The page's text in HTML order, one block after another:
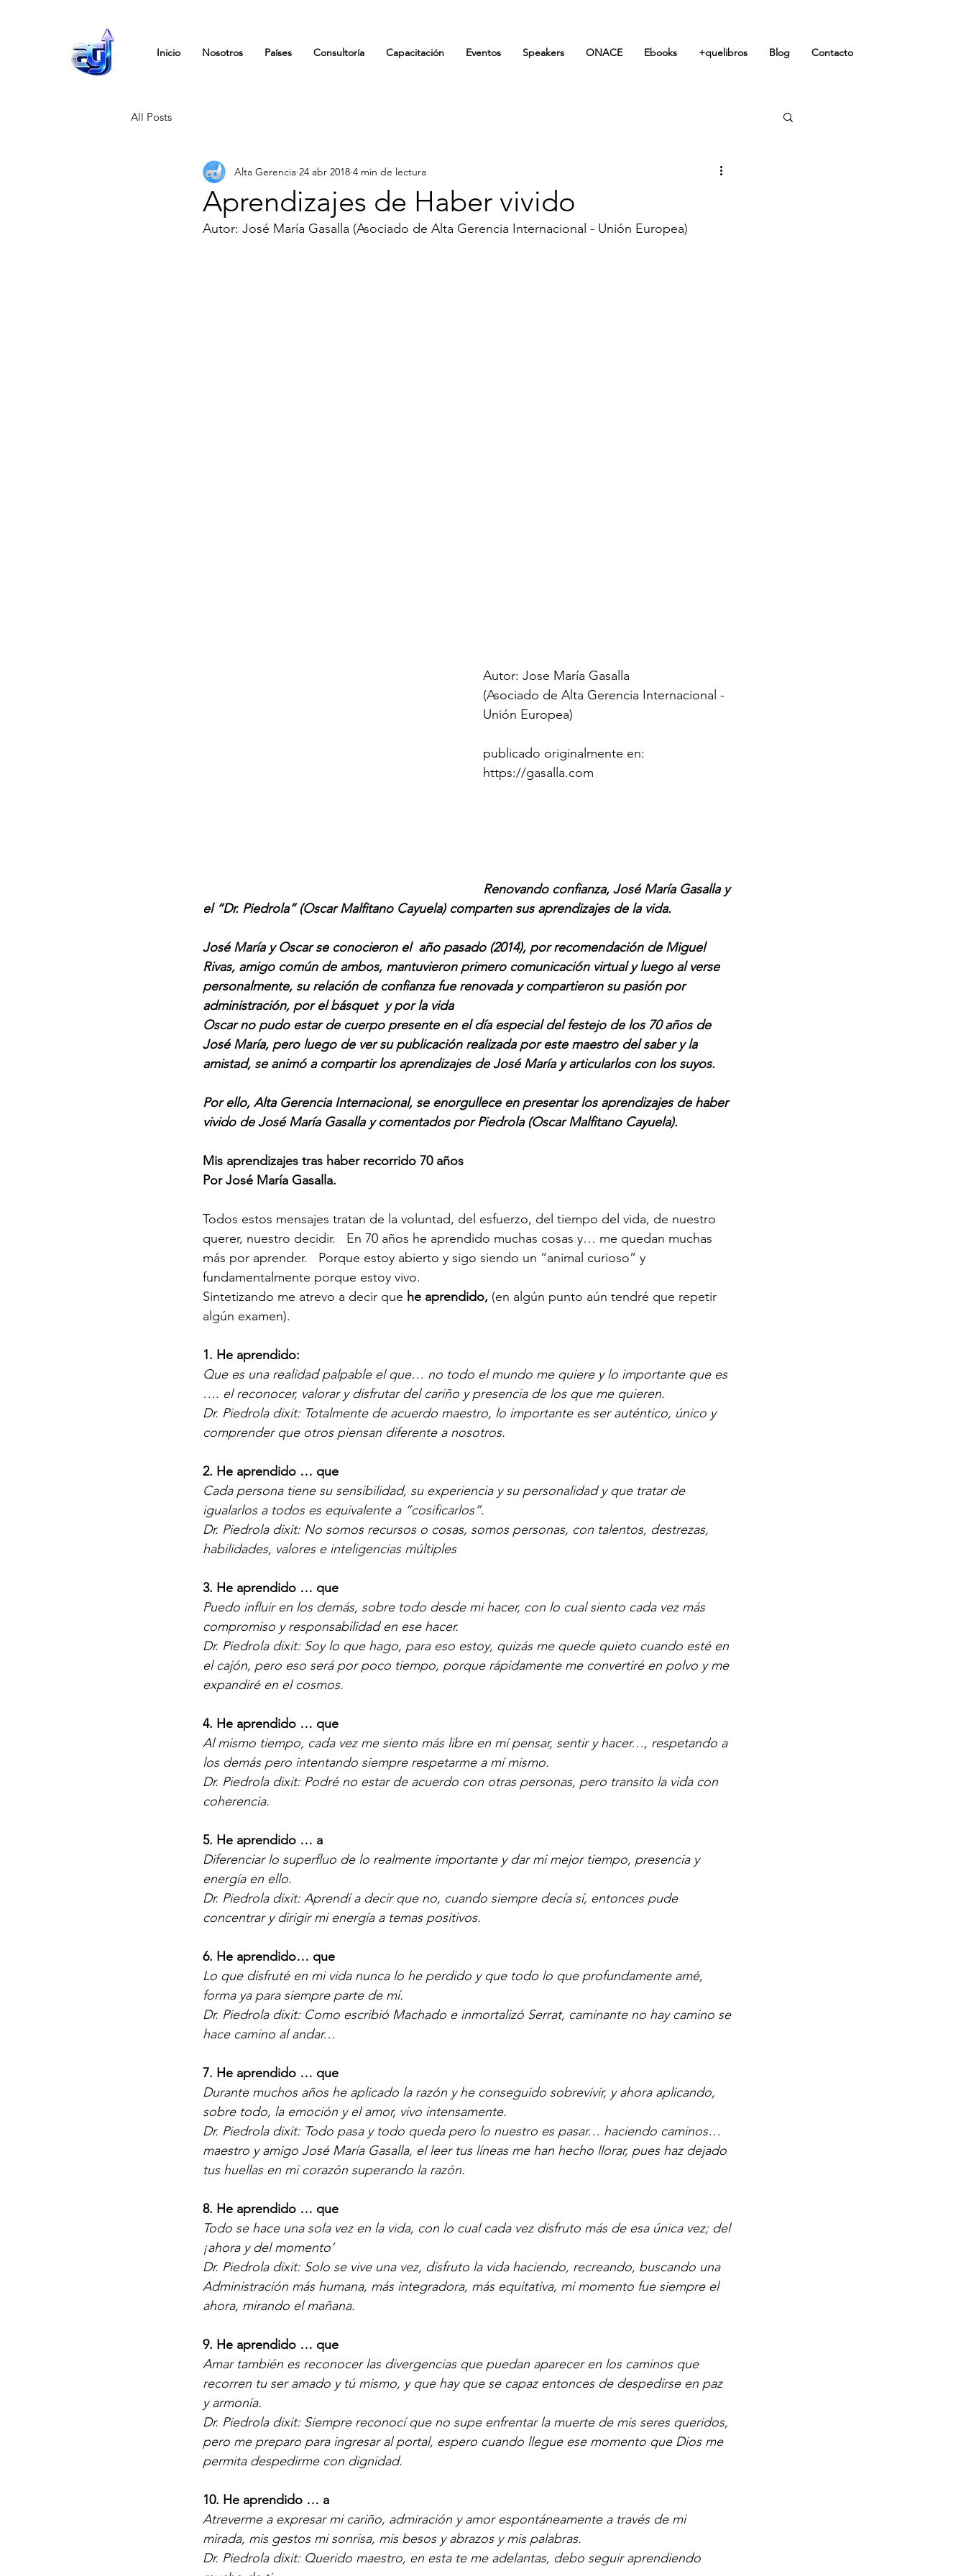
Inicio Nosotros Países Consultoría Capacitación Eventos Speakers ONACE Ebooks +quelibros Blog Contacto
All Posts
Aprendizajes de Haber vivido
Alta Gerencia 24 abr 2018 4 min de lectura
Autor: José María Gasalla (Asociado de Alta Gerencia Internacional - Unión Europea)
Autor: Jose María Gasalla
(Asociado de Alta Gerencia Internacional -
Unión Europea)
publicado originalmente en:
https://gasalla.com
Renovando confianza, José María Gasalla y
el “Dr. Piedrola” (Oscar Malfitano Cayuela) comparten sus aprendizajes de la vida.
José María y Oscar se conocieron el  año pasado (2014), por recomendación de Miguel
Rivas, amigo común de ambos, mantuvieron primero comunicación virtual y luego al verse
personalmente, su relación de confianza fue renovada y compartieron su pasión por
administración, por el básquet  y por la vida
Oscar no pudo estar de cuerpo presente en el día especial del festejo de los 70 años de
José María, pero luego de ver su publicación realizada por este maestro del saber y la
amistad, se animó a compartir los aprendizajes de José María y articularlos con los suyos.
Por ello, Alta Gerencia Internacional, se enorgullece en presentar los aprendizajes de haber
vivido de José María Gasalla y comentados por Piedrola (Oscar Malfitano Cayuela).
Mis aprendizajes tras haber recorrido 70 años
Por José María Gasalla.
Todos estos mensajes tratan de la voluntad, del esfuerzo, del tiempo del vida, de nuestro
querer, nuestro decidir.   En 70 años he aprendido muchas cosas y… me quedan muchas
más por aprender.   Porque estoy abierto y sigo siendo un “animal curioso” y
fundamentalmente porque estoy vivo.
Sintetizando me atrevo a decir que he aprendido, (en algún punto aún tendré que repetir
algún examen).
1. He aprendido:
Que es una realidad palpable el que… no todo el mundo me quiere y lo importante que es
…. el reconocer, valorar y disfrutar del cariño y presencia de los que me quieren.
Dr. Piedrola dixit: Totalmente de acuerdo maestro, lo importante es ser auténtico, único y
comprender que otros piensan diferente a nosotros.
2. He aprendido … que
Cada persona tiene su sensibilidad, su experiencia y su personalidad y que tratar de
igualarlos a todos es equivalente a “cosificarlos”.
Dr. Piedrola dixit: No somos recursos o cosas, somos personas, con talentos, destrezas,
habilidades, valores e inteligencias múltiples
3. He aprendido … que
Puedo influir en los demás, sobre todo desde mi hacer, con lo cual siento cada vez más
compromiso y responsabilidad en ese hacer.
Dr. Piedrola dixit: Soy lo que hago, para eso estoy, quizás me quede quieto cuando esté en
el cajón, pero eso será por poco tiempo, porque rápidamente me convertiré en polvo y me
expandiré en el cosmos.
4. He aprendido … que
Al mismo tiempo, cada vez me siento más libre en mí pensar, sentir y hacer…, respetando a
los demás pero intentando siempre respetarme a mí mismo.
Dr. Piedrola dixit: Podré no estar de acuerdo con otras personas, pero transito la vida con
coherencia.
5. He aprendido … a
Diferenciar lo superfluo de lo realmente importante y dar mi mejor tiempo, presencia y
energía en ello.
Dr. Piedrola dixit: Aprendí a decir que no, cuando siempre decía sí, entonces pude
concentrar y dirigir mi energía a temas positivos.
6. He aprendido… que
Lo que disfruté en mi vida nunca lo he perdido y que todo lo que profundamente amé,
forma ya para siempre parte de mí.
Dr. Piedrola dixit: Como escribió Machado e inmortalizó Serrat, caminante no hay camino se
hace camino al andar…
7. He aprendido … que
Durante muchos años he aplicado la razón y he conseguido sobrevivir, y ahora aplicando,
sobre todo, la emoción y el amor, vivo intensamente.
Dr. Piedrola dixit: Todo pasa y todo queda pero lo nuestro es pasar… haciendo caminos…
maestro y amigo José María Gasalla, el leer tus líneas me han hecho llorar, pues haz dejado
tus huellas en mi corazón superando la razón.
8. He aprendido … que
Todo se hace una sola vez en la vida, con lo cual cada vez disfruto más de esa única vez; del
¡ahora y del momento’
Dr. Piedrola dixit: Solo se vive una vez, disfruto la vida haciendo, recreando, buscando una
Administración más humana, más integradora, más equitativa, mi momento fue siempre el
ahora, mirando el mañana.
9. He aprendido … que
Amar también es reconocer las divergencias que puedan aparecer en los caminos que
recorren tu ser amado y tú mismo, y que hay que se capaz entonces de despedirse en paz
y armonía.
Dr. Piedrola dixit: Siempre reconocí que no supe enfrentar la muerte de mis seres queridos,
pero me preparo para ingresar al portal, espero cuando llegue ese momento que Dios me
permita despedirme con dignidad.
10. He aprendido … a
Atreverme a expresar mi cariño, admiración y amor espontáneamente a través de mi
mirada, mis gestos mi sonrisa, mis besos y abrazos y mis palabras.
Dr. Piedrola dixit: Querido maestro, en esta te me adelantas, debo seguir aprendiendo